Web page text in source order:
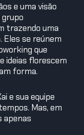
e uma visão
trazendo uma
Eles se reúnem
que
ideias florescem
forma.
e sua equipe
Mas, em
apenas